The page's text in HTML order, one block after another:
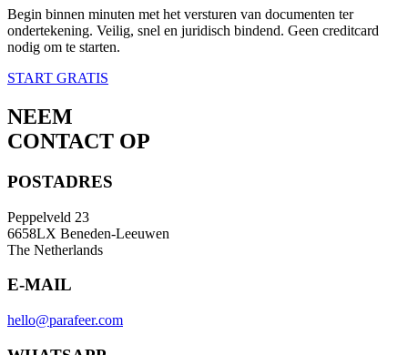
Begin binnen minuten met het versturen van documenten ter
ondertekening. Veilig, snel en juridisch bindend. Geen creditcard
nodig om te starten.
START GRATIS
NEEM
CONTACT OP
POSTADRES
Peppelveld 23
6658LX Beneden-Leeuwen
The Netherlands
E-MAIL
hello@parafeer.com